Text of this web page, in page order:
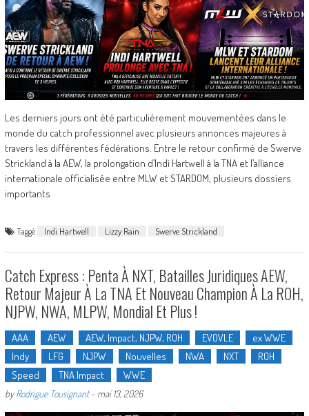
Les derniers jours ont été particulièrement mouvementées dans le
monde du catch professionnel avec plusieurs annonces majeures à
travers les différentes fédérations. Entre le retour confirmé de Swerve
Strickland à la AEW, la prolongation d’Indi Hartwell à la TNA et l’alliance
internationale officialisée entre MLW et STARDOM, plusieurs dossiers
importants
Taggé Indi Hartwell Lizzy Rain Swerve Strickland
Catch Express : Penta À NXT, Batailles Juridiques AEW,
Retour Majeur À La TNA Et Nouveau Champion À La ROH,
NJPW, NWA, MLPW, Mondial Et Plus !
AAA AEW AEW, Impact, NJPW, ROH EVOVLE
ex WWE
Indy
LFG NJPW Nouvelles NWA NXT
ROH
Speed
TNA Impact WWE
byRodrigue Tousignant- mai 13, 2026